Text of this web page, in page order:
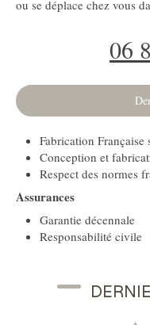
ou se déplace chez vous
06
Fabrication Française
Conception et
Respect des normes
Assurances
Garantie décennale
Responsabilité civile